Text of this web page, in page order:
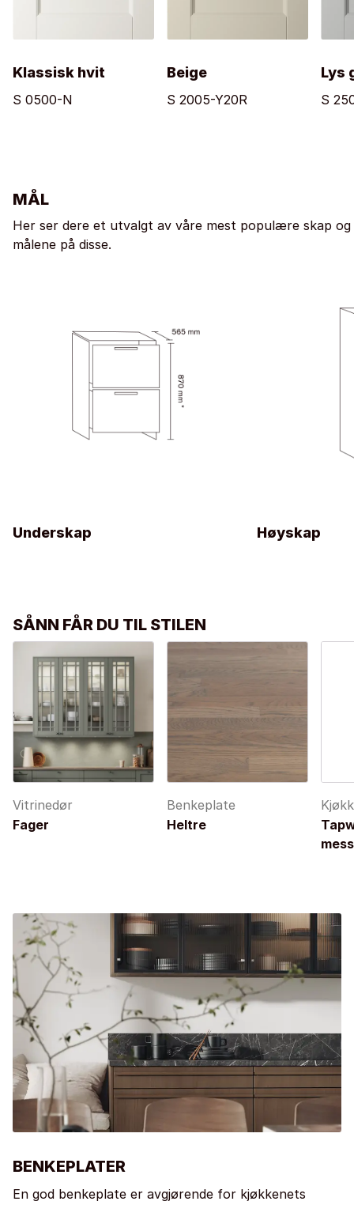
Klassisk hvit
S 0500-N
Beige
S 2005-Y20R
Lys
S
MÅL
Her ser dere et utvalgt av våre mest populære skap og
målene på disse.
Underskap Høyskap
SÅNN FÅR DU TIL STILEN
Vitrinedør
Fager
Benkeplate
Heltre
BENKEPLATER
En god benkeplate er avgjørende for kjøkkenets